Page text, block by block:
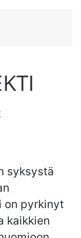
syksystä
on pyrkinyt
kaikkien